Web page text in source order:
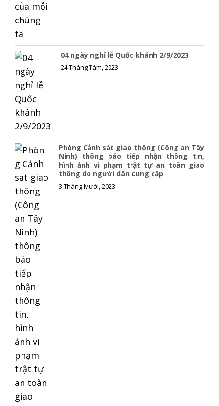
04 ngày nghỉ lễ Quốc khánh 2/9/2023
24 Tháng Tám, 2023
Phòng Cảnh sát giao thông (Công an Tây
Ninh) thông báo tiếp nhận thông tin,
hình ảnh vi phạm trật tự an toàn giao
thông do người dân cung cấp
3 Tháng Mười, 2023